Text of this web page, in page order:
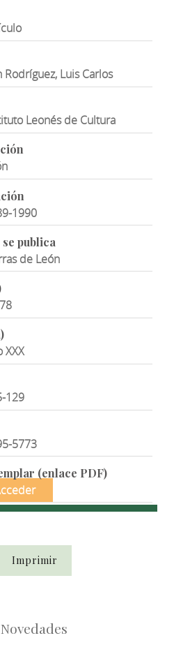
Rodríguez, Luis Carlos
Leonés de Cultura
1990
publica
de León
XXX
129
5773
(enlace PDF)
Imprimir
Novedades